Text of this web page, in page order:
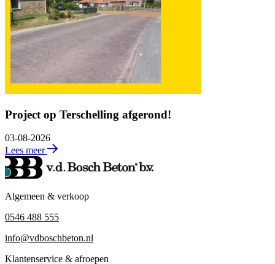
Project op Terschelling afgerond!
03-08-2026
Lees meer
Algemeen & verkoop
0546 488 555
info@vdboschbeton.nl
Klantenservice & afroepen